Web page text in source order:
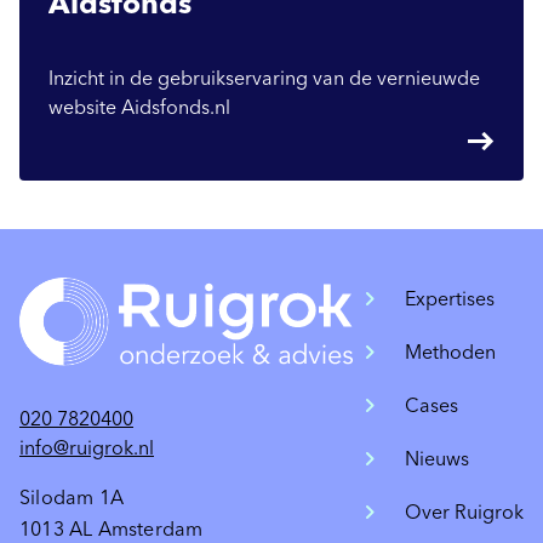
Inzicht in de gebruikservaring van de vernieuwde
website Aidsfonds.nl
east
020 7820400
info@ruigrok.nl
Silodam 1A
1013 AL Amsterdam
Expertises
Methoden
Cases
Nieuws
Over Ruigrok